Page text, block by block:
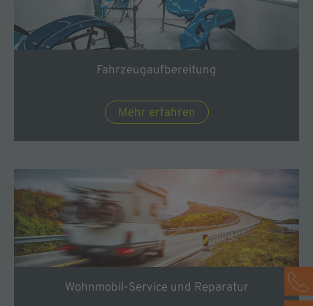
Fahrzeugaufbereitung
Mehr erfahren
Wohnmobil-Service und Reparatur